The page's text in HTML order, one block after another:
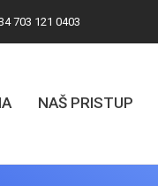
703 121 0403
NAŠ PRISTUP